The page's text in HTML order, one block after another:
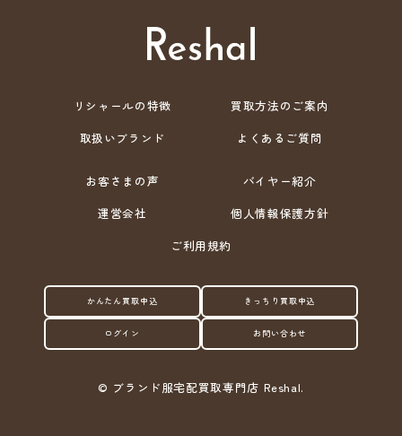
リシャールの特徴
買取方法のご案内
取扱いブランド
よくあるご質問
お客さまの声
バイヤー紹介
運営会社
個人情報保護方針
ご利用規約
かんたん買取申込 きっちり買取申込
ログイン お問い合わせ
© ブランド服宅配買取専門店 Reshal.